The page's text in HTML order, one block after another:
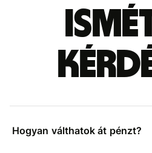
Hogyan válthatok át pénzt?